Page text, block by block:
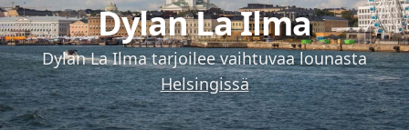
Dylan La Ilma
Dylan La Ilmatarjoilee vaihtuvaa lounasta
Helsingissä